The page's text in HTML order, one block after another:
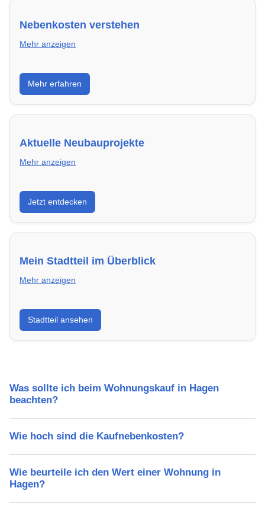
Nebenkosten verstehen
Mehr anzeigen
Erfahre, welche Nebenkosten rechtmäßig sind und
wie du deine monatliche Belastung optimieren
kannst.
Mehr erfahren
Aktuelle Neubauprojekte
Mehr anzeigen
Entdecke Neubauprojekte in Hagen – modern,
energieeffizient und sofort bezugsfertig.
Jetzt entdecken
Mein Stadtteil im Überblick
Mehr anzeigen
Erfahre mehr über deinen Stadtteil in Hagen:
Lebensqualität, Verkehrsanbindung, Schulen,
Freizeitmöglichkeiten und Mietpreise.
Stadtteil ansehen
Was sollte ich beim Wohnungskauf in Hagen
beachten?
Wie hoch sind die Kaufnebenkosten?
Wie beurteile ich den Wert einer Wohnung in
Hagen?